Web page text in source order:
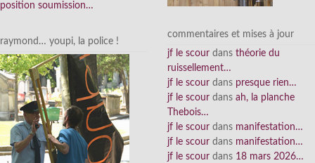
position soumission…
raymond… youpi, la police !
commentaires et mises à jour
jf le scour dans théorie du
ruissellement…
jf le scour dans presque rien…
jf le scour dans ah, la planche
Thebois…
jf le scour dans manifestation…
jf le scour dans manifestation…
jf le scour dans 18 mars 2026…